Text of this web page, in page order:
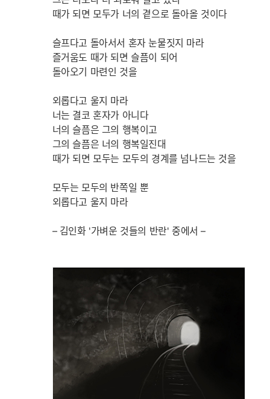
때가 되면 모두가 너의 곁으로 돌아올 것이다
슬프다고 돌아서서 혼자 눈물짓지 마라
즐거움도 때가 되면 슬픔이 되어
돌아오기 마련인 것을
외롭다고 울지 마라
너는 결코 혼자가 아니다
너의 슬픔은 그의 행복이고
그의 슬픔은 너의 행복일진대
때가 되면 모두는 모두의 경계를 넘나드는 것을
모두는 모두의 반쪽일 뿐
외롭다고 울지 마라
– 김인화 '가벼운 것들의 반란' 중에서 –